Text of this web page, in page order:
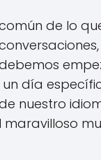
de lo
día
nuestro